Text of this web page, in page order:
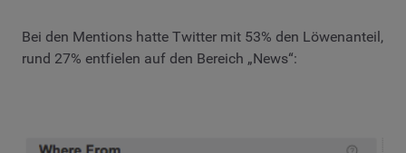
Bei den Mentions hatte Twitter mit 53% den Löwenanteil,
rund 27% entfielen auf den Bereich „News“: